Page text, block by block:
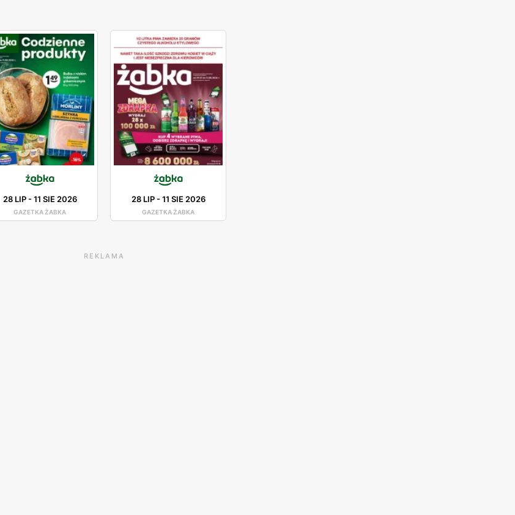
28 LIP-11 SIE 2026
GAZETKA ŻABKA
28 LIP-11 SIE 2026
GAZETKA ŻABKA
REKLAMA